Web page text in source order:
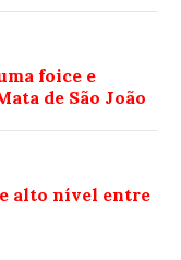
foice e
de São João
alto nível entre